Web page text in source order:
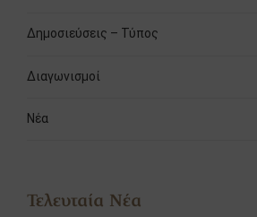
Δημοσιεύσεις – Τύπος
Διαγωνισμοί
Νέα
Τελευταία Νέα